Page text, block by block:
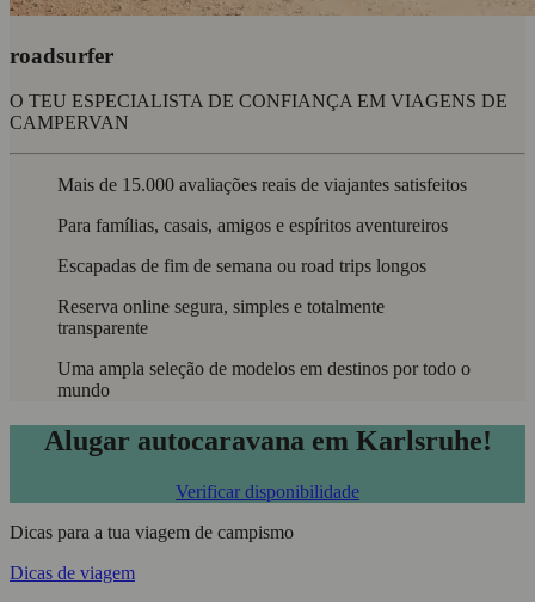
roadsurfer
O TEU ESPECIALISTA DE CONFIANÇA EM VIAGENS DE
CAMPERVAN
Mais de 15.000 avaliações reais de viajantes satisfeitos
Para famílias, casais, amigos e espíritos aventureiros
Escapadas de fim de semana ou road trips longos
Reserva online segura, simples e totalmente
transparente
Uma ampla seleção de modelos em destinos por todo o
mundo
Alugar autocaravana em Karlsruhe!
Verificar disponibilidade
Dicas para a tua viagem de campismo
Dicas de viagem